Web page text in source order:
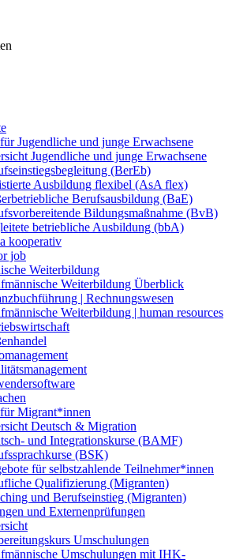
Jugendliche und junge Erwachsene
Jugendliche und junge Erwachsene
(BerEb)
Ausbildung flexibel (AsA flex)
Berufsausbildung (BaE)
Bildungsmaßnahme (BvB)
betriebliche Ausbildung (bbA)
kooperativ
job
Weiterbildung
Weiterbildung Überblick
| Rechnungswesen
Weiterbildung | human resources
Migrant*innen
Deutsch & Migration
und Integrationskurse (BAMF)
(BSK)
für selbstzahlende Teilnehmer*innen
Qualifizierung (Migranten)
und Berufseinstieg (Migranten)
und Externenprüfungen
Umschulungen
Umschulungen mit IHK-